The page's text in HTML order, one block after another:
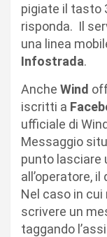
pigiate il tasto
risponda. Il
una linea
Infostrada.
Anche Wind
iscritti a
ufficiale di
Messaggio
punto lasciare
all’operatore,
Nel caso in
scrivere un
taggando